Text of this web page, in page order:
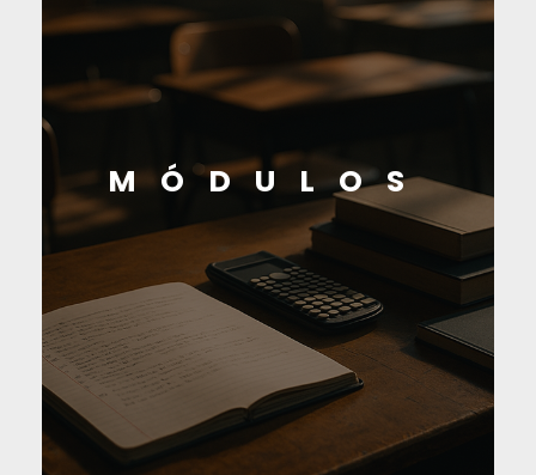
MÓDULOS
Instalación de computadores y
periféricos.
mantenimiento preventivo a equipos
de cómputo o periféricos
Reparación de equipos de cómputo o
periféricos.
Conectividad de equipos tecnológicos
Soporte técnico de equipos